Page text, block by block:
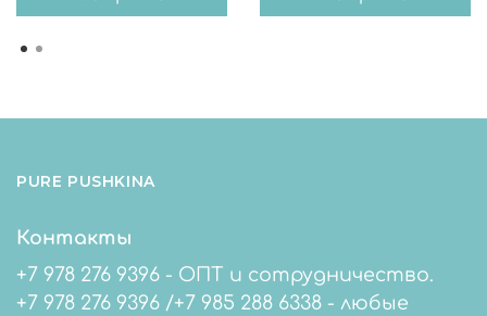
PURE PUSHKINA
Контакты
+7 978 276 9396 - ОПТ и сотрудничество.
+7 978 276 9396 /+7 985 288 6338 - любые